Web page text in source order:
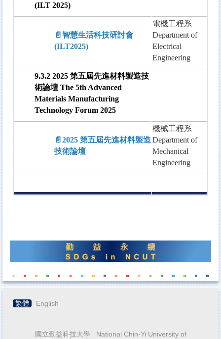
(ILT 2025)
📄智慧生活科技研討會
(ILT2025)
電機工程系
Department of
Electrical
Engineering
9.3.2 2025 第五屆先進材料製造技
術論壇 The 5th Advanced
Materials Manufacturing
Technology Forum 2025
📄2025 第五屆先進材料製造
技術論壇
機械工程系
Department of
Mechanical
Engineering
繁體 English
國立勤益科技大學 National Chin-Yi University of